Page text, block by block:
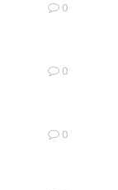
0
0
0